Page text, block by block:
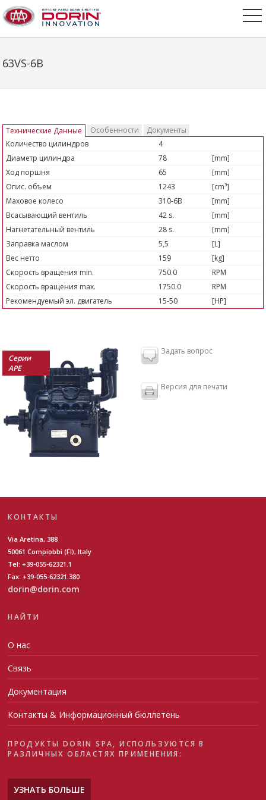
63VS-6B
Технические Данные Особенности
Документы
Количество цилиндров
4
Диаметр цилиндра
78
[mm]
Ход поршня
65
[mm]
Опис. объем
1243
[cm³]
Маховое колесо
310-6B
[mm]
Всасывающий вентиль
42 s.
[mm]
Нагнетательный вентиль
28 s.
[mm]
Заправка маслом
5,5
[L]
Вес нетто
159
[kg]
Скорость вращения min.
750.0
RPM
Скорость вращения max.
1750.0
RPM
Рекомендуемый эл. двигатель
15-50 [HP]
Серии
APE
Задать вопрос
Версия для печати
КОНТАКТЫ
Via Aretina, 388
50061 Compiobbi (FI), Italy
Tel: +39-055-62321.1
Fax: +39-055-62321.380
dorin@dorin.com
НАЙТИ
О нас
Связь
Документация
Контакты & Информационный бюллетень
ПРОДУКТЫ DORIN SPA, ИСПОЛЬЗУЮТСЯ В
РАЗЛИЧНЫХ ОБЛАСТЯХ ПРИМЕНЕНИЯ:
УЗНАТЬ БОЛЬШЕ